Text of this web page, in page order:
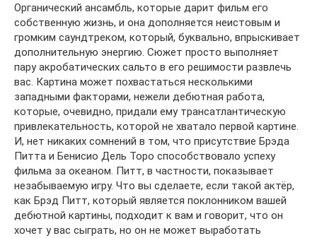
Органический ансамбль, которые дарит фильм его
собственную жизнь, и она дополняется неистовым и
громким саундтреком, который, буквально, впрыскивает
дополнительную энергию. Сюжет просто выполняет
пару акробатических сальто в его решимости развлечь
вас. Картина может похвастаться несколькими
западными факторами, нежели дебютная работа,
которые, очевидно, придали ему трансатлантическую
привлекательность, которой не хватало первой картине.
И, нет никаких сомнений в том, что присутствие Брэда
Питта и Бенисио Дель Торо способствовало успеху
фильма за океаном. Питт, в частности, показывает
незабываемую игру. Что вы сделаете, если такой актёр,
как Брэд Питт, который является поклонником вашей
дебютной картины, подходит к вам и говорит, что он
хочет у вас сыграть, но он не может выработать